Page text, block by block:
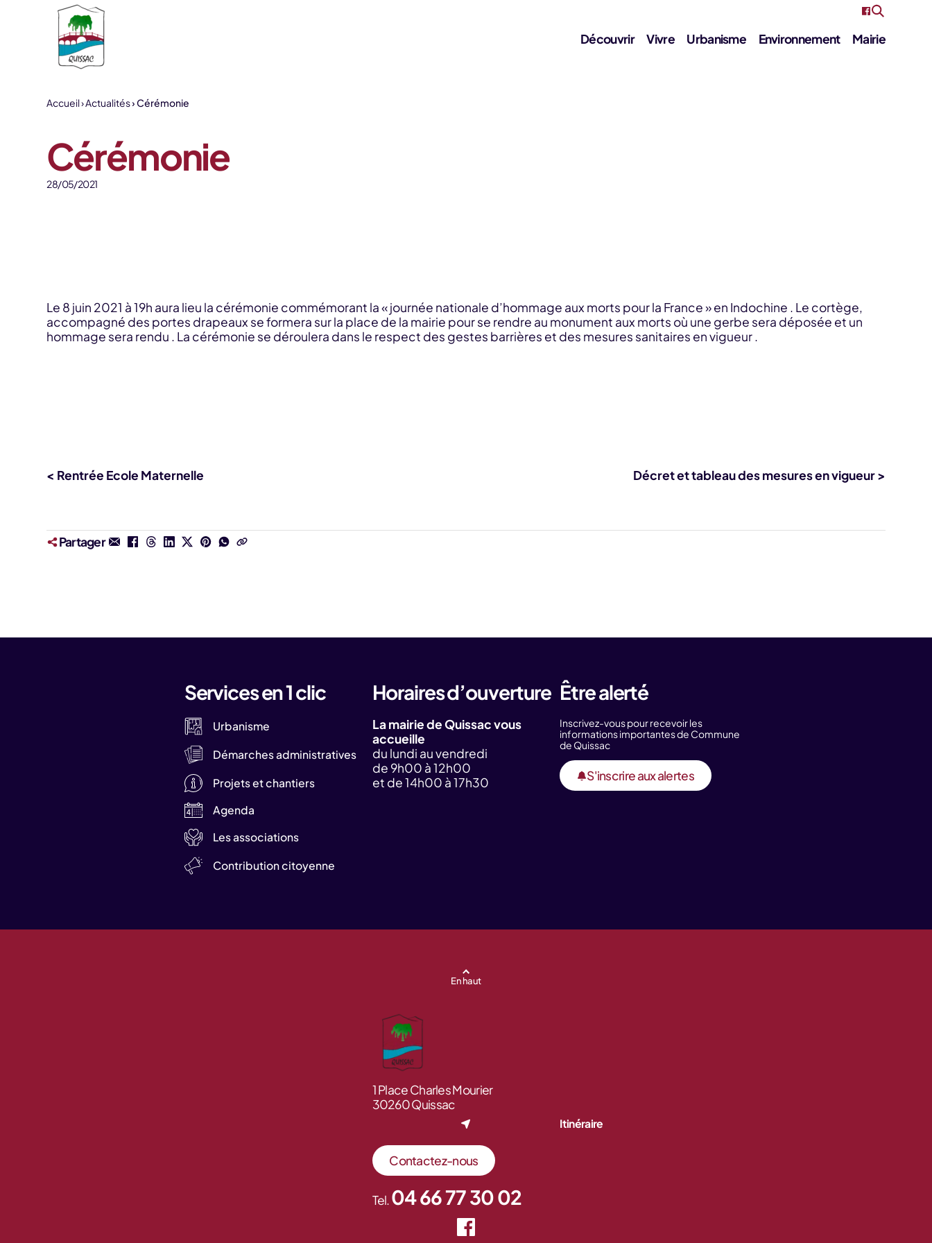
Aller au contenu
Découvrir Vivre Urbanisme Environnement Mairie
Accueil Actualités Cérémonie
Cérémonie
28/05/2021
Le 8 juin 2021 à 19h aura lieu la cérémonie commémorant la « journée nationale d’hommage aux morts pour la France » en Indochine . Le cortège,
accompagné des portes drapeaux se formera sur la place de la mairie pour se rendre au monument aux morts où une gerbe sera déposée et un
hommage sera rendu . La cérémonie se déroulera dans le respect des gestes barrières et des mesures sanitaires en vigueur .
< Rentrée Ecole Maternelle Décret et tableau des mesures en vigueur >
Partager
Services en 1 clic
Urbanisme
Démarches administratives
Projets et chantiers
Agenda
Les associations
Contribution citoyenne
Horaires d’ouverture
La mairie de Quissac vous
accueille
du lundi au vendredi
de 9h00 à 12h00
et de 14h00 à 17h30
Être alerté
Inscrivez-vous pour recevoir les
informations importantes de Commune
de Quissac
S'inscrire aux alertes
En haut
1 Place Charles Mourier
30260 Quissac
Itinéraire
Contactez-nous
Tel.04 66 77 30 02